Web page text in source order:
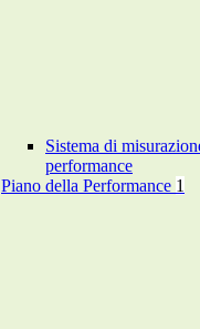
Sistema di
performance
Piano della Performance 1